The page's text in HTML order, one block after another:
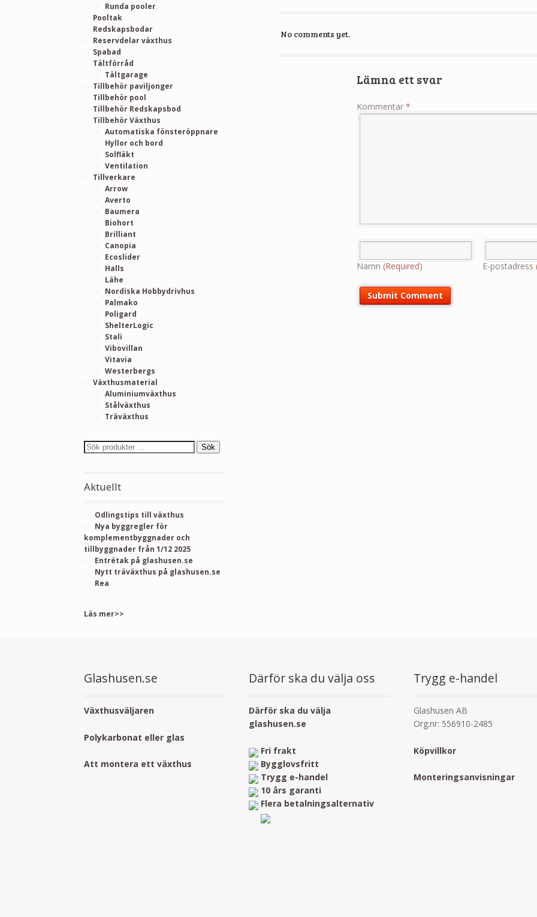
No comments yet.
Lämna ett svar
Kommentar*
Namn(Required) E-postadress
Runda pooler
Pooltak
Redskapsbodar
Reservdelar växthus
Spabad
Tältförråd
Tältgarage
Tillbehör paviljonger
Tillbehör pool
Tillbehör Redskapsbod
Tillbehör Växthus
Automatiska fönsteröppnare
Hyllor och bord
Solfläkt
Ventilation
Tillverkare
Arrow
Averto
Baumera
Biohort
Brilliant
Canopia
Ecoslider
Halls
Lähe
Nordiska Hobbydrivhus
Palmako
Poligard
ShelterLogic
Stali
Vibovillan
Vitavia
Westerbergs
Växthusmaterial
Aluminiumväxthus
Stålväxthus
Träväxthus
Sök
Aktuellt
Odlingstips till växthus
Nya byggregler för
komplementbyggnader och
tillbyggnader från 1/12 2025
Entrétak på glashusen.se
Nytt träväxthus på glashusen.se
Rea
Läs mer>>
Glashusen.se
Växthusväljaren
Polykarbonat eller glas
Att montera ett växthus
Därför ska du välja oss
Därför ska du välja
glashusen.se
Fri frakt
Bygglovsfritt
Trygg e-handel
10 års garanti
Flera betalningsalternativ
Trygg e-handel
Glashusen AB
Org.nr: 556910-2485
Köpvillkor
Monteringsanvisningar